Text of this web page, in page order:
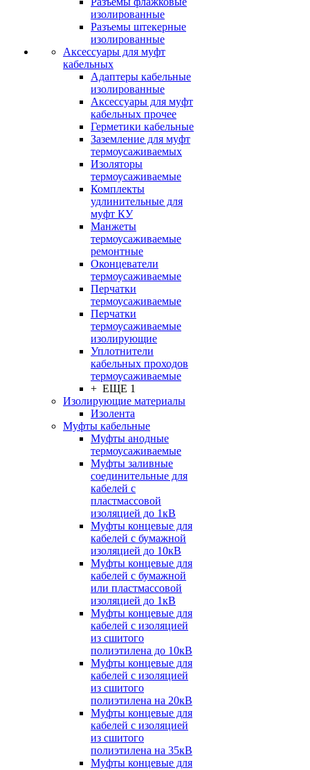
изолированные
Разъемы штекерные
изолированные
Аксессуары для муфт
кабельных
Адаптеры кабельные
изолированные
Аксессуары для муфт
кабельных прочее
Герметики кабельные
Заземление для муфт
термоусаживаемых
Изоляторы
термоусаживаемые
Комплекты
удлинительные для
муфт КУ
Манжеты
термоусаживаемые
ремонтные
Оконцеватели
термоусаживаемые
Перчатки
термоусаживаемые
Перчатки
термоусаживаемые
изолирующие
Уплотнители
кабельных проходов
термоусаживаемые
+ ЕЩЕ 1
Изолирующие материалы
Изолента
Муфты кабельные
Муфты анодные
термоусаживаемые
Муфты заливные
соединительные для
кабелей с
пластмассовой
изоляцией до 1кВ
Муфты концевые для
кабелей с бумажной
изоляцией до 10кВ
Муфты концевые для
кабелей с бумажной
или пластмассовой
изоляцией до 1кВ
Муфты концевые для
кабелей с изоляцией
из сшитого
полиэтилена до 10кВ
Муфты концевые для
кабелей с изоляцией
из сшитого
полиэтилена на 20кВ
Муфты концевые для
кабелей с изоляцией
из сшитого
полиэтилена на 35кВ
Муфты концевые для